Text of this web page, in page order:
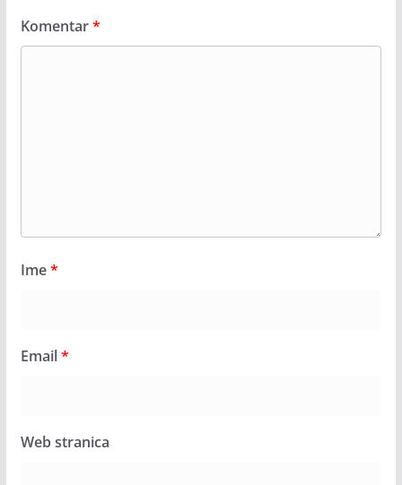
Komentar*
Ime*
Email*
Web stranica